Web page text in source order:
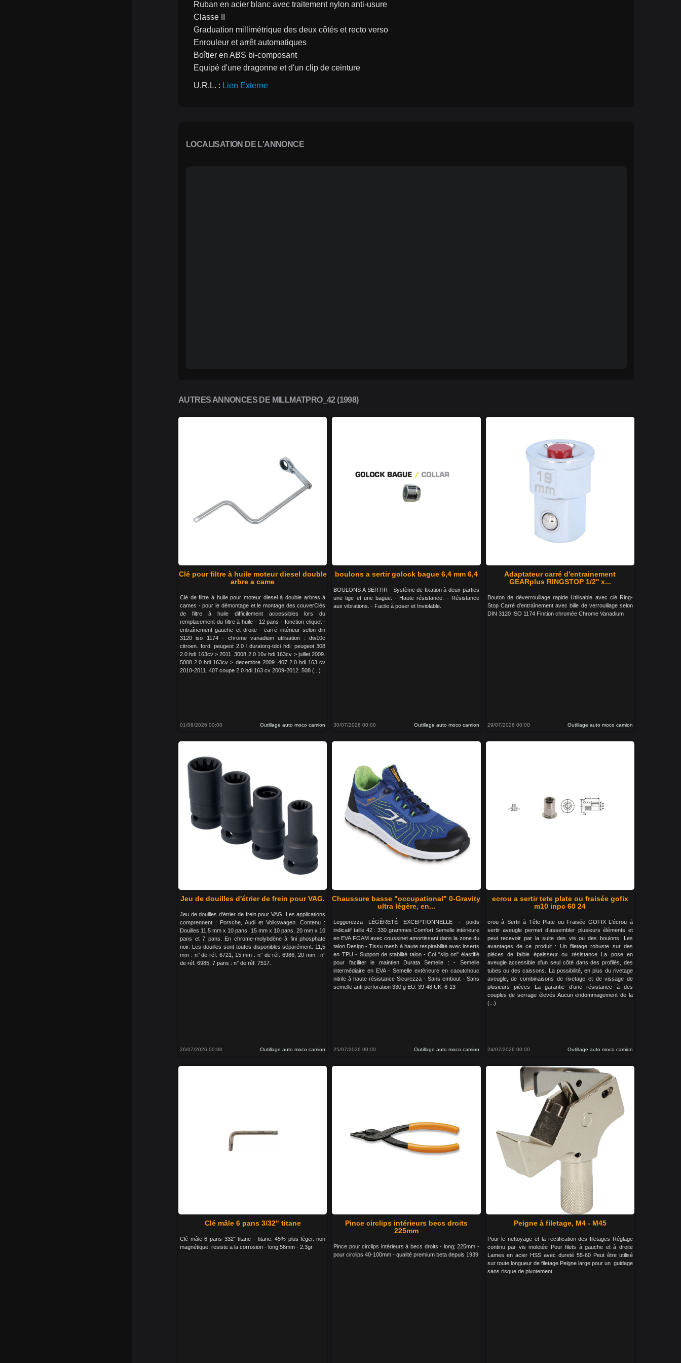
Ruban en acier blanc avec traitement nylon anti-usure
Classe II
Graduation millimétrique des deux côtés et recto verso
Enrouleur et arrêt automatiques
Boîtier en ABS bi-composant
Equipé d'une dragonne et d'un clip de ceinture
U.R.L. : Lien Externe
LOCALISATION DE L'ANNONCE
AUTRES ANNONCES DE MILLMATPRO_42 (1998)
Clé pour filtre à huile moteur diesel double
arbre a came
Clé de filtre à huile pour moteur diesel à double arbres à
cames - pour le démontage et le montage des couverClés
de filtre à huile difficilement accessibles lors du
remplacement du filtre à huile - 12 pans - fonction cliquet -
entraînement gauche et droite - carré intérieur selon din
3120 iso 1174 - chrome vanadium utilisation : dw10c
citroen. ford. peugeot 2.0 l duratorq-tdci hdi: peugeot 308
2.0 hdi 163cv > 2011. 3008 2.0 16v hdi 163cv > juillet 2009.
5008 2.0 hdi 163cv > decembre 2009. 407 2.0 hdi 163 cv
2010-2011. 407 coupe 2.0 hdi 163 cv 2009-2012. 508 (...)
01/08/2026 00:00 Outillage auto moco camion
boulons a sertir golock bague 6,4 mm 6,4
BOULONS A SERTIR - Système de fixation à deux parties
une tige et une bague. - Haute résistance. - Résistance
aux vibrations. - Facile à poser et Inviolable.
30/07/2026 00:00 Outillage auto moco camion
Adaptateur carré d'entrainement
GEARplus RINGSTOP 1/2'' x...
Bouton de déverrouillage rapide Utilisable avec clé Ring-
Stop Carré d'entraînement avec bille de verrouillage selon
DIN 3120 ISO 1174 Finition chromée Chrome Vanadium
29/07/2026 00:00 Outillage auto moco camion
Jeu de douilles d'étrier de frein pour VAG.
Jeu de douilles d'étrier de frein pour VAG. Les applications
comprennent : Porsche, Audi et Volkswagen. Contenu :
Douilles 11,5 mm x 10 pans, 15 mm x 10 pans, 20 mm x 10
pans et 7 pans. En chrome-molybdène à fini phosphate
noir. Les douilles sont toutes disponibles séparément. 11,5
mm : n° de réf. 6721, 15 mm : n° de réf. 6986, 20 mm : n°
de réf. 6985, 7 pans : n° de réf. 7517.
26/07/2026 00:00 Outillage auto moco camion
Chaussure basse "occupational" 0-Gravity
ultra légère, en...
Leggerezza LÉGÈRETÉ EXCEPTIONNELLE - poids
indicatif taille 42 : 330 grammes Comfort Semelle intérieure
en EVA FOAM avec coussinet amortissant dans la zone du
talon Design - Tissu mesh à haute respirabilité avec inserts
en TPU - Support de stabilité talon - Col "slip on" élastifié
pour faciliter le maintien Durata Semelle : - Semelle
intermédiaire en EVA - Semelle extérieure en caoutchouc
nitrile à haute résistance Sicurezza - Sans embout - Sans
semelle anti-perforation 330 g EU: 39-48 UK: 6-13
25/07/2026 00:00 Outillage auto moco camion
ecrou a sertir tete plate ou fraisée gofix
m10 inpc 60 24
crou à Sertir à Tête Plate ou Fraisée GOFIX L'écrou à
sertir aveugle permet d’assembler plusieurs éléments et
peut recevoir par la suite des vis ou des boulons. Les
avantages de ce produit : Un filetage robuste sur des
pièces de faible épaisseur ou résistance La pose en
aveugle accessible d’un seul côté dans des profilés, des
tubes ou des caissons. La possibilité, en plus du rivetage
aveugle, de combinaisons de rivetage et de vissage de
plusieurs pièces La garantie d’une résistance à des
couples de serrage élevés Aucun endommagement de la
(...)
24/07/2026 00:00 Outillage auto moco camion
Clé mâle 6 pans 3/32" titane
Clé mâle 6 pans 332" titane - titane: 45% plus léger. non
magnétique. resiste a la corrosion - long 56mm - 2.3gr
Pince circlips intérieurs becs droits
225mm
Pince pour circlips intérieurs à becs droits - long; 225mm -
pour circlips 40-100mm - qualité premium beta depuis 1939
Peigne à filetage, M4 - M45
Pour le nettoyage et la rectification des filetages Réglage
continu par vis moletée Pour filets à gauche et à droite
Lames en acier HSS avec dureté 55-60 Peut être utilisé
sur toute longueur de filetage Peigne large pour un guidage
sans risque de pivotement